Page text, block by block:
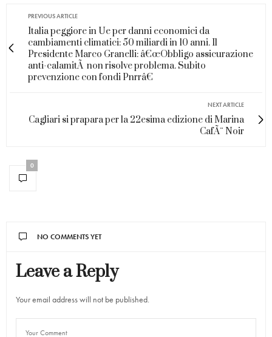
PREVIOUS ARTICLE
Italia peggiore in Ue per danni economici da
cambiamenti climatici: 50 miliardi in 10 anni. Il
Presidente Marco Granelli: â€œObbligo assicurazione
anti-calamitÃ non risolve problema. Subito
prevenzione con fondi Pnrrâ€
NEXT ARTICLE
Cagliari si prapara per la 22esima edizione di Marina
CafÃ¨ Noir
0
NO COMMENTS YET
Leave a Reply
Your email address will not be published.